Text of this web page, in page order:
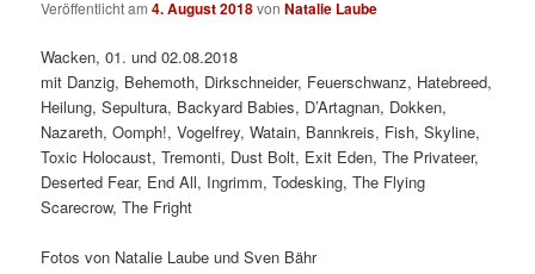
Veröffentlicht am4. August 2018vonNatalie Laube
Wacken, 01. und 02.08.2018
mit Danzig, Behemoth, Dirkschneider, Feuerschwanz, Hatebreed,
Heilung, Sepultura, Backyard Babies, D’Artagnan, Dokken,
Nazareth, Oomph!, Vogelfrey, Watain, Bannkreis, Fish, Skyline,
Toxic Holocaust, Tremonti, Dust Bolt, Exit Eden, The Privateer,
Deserted Fear, End All, Ingrimm, Todesking, The Flying
Scarecrow, The Fright
Fotos von Natalie Laube und Sven Bähr